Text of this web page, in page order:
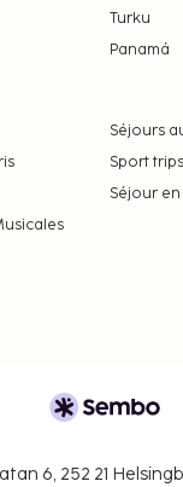
Turku
Panamá
Séjours
Sport trips
Séjour en
6, 252 21